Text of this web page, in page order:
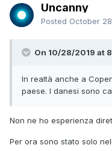
Uncanny
Posted October
On 10/28/2019 at
In realtà anche a
paese. I danesi sono
Non ne ho esperienza
Per ora sono stato solo